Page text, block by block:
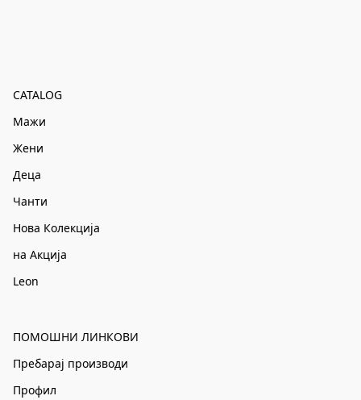
CATALOG
Мажи
Жени
Деца
Чанти
Нова Колекција
на Акција
Leon
ПОМОШНИ ЛИНКОВИ
Пребарај производи
Профил